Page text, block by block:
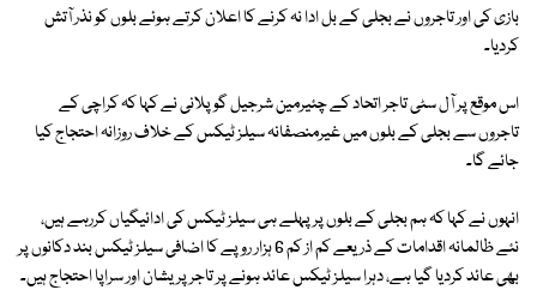
بازی کی اور تاجروں نے بجلی کے بل ادا نہ کرنے کا اعلان کرتے ہوئے بلوں کو نذر آتش
کردیا۔
اس موقع پر آل سٹی تاجر اتحاد کے چئیرمین شرجیل گوپلانی نے کہا کہ کراچی کے
تاجروں سے بجلی کے بلوں میں غیرمنصفانہ سیلز ٹیکس کے خلاف روزانہ احتجاج کیا
جائے گا۔
انہوں نے کہا کہ ہم بجلی کے بلوں پر پہلے ہی سیلز ٹیکس کی ادائیگیاں کررہے ہیں،
نئے ظالمانہ اقدامات کے ذریعے کم از کم 6 ہزار روپے کا اضافی سیلز ٹیکس بند دکانوں پر
بھی عائد کردیا گیا ہے، دہرا سیلز ٹیکس عائد ہونے پر تاجر پریشان اور سراپا احتجاج ہیں۔